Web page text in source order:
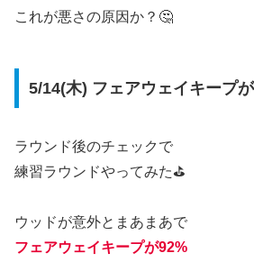
これが悪さの原因か？🤔
5/14(木) フェアウェイキープが
ラウンド後のチェックで
練習ラウンドやってみた⛳️
ウッドが意外とまあまあで
フェアウェイキープが92%